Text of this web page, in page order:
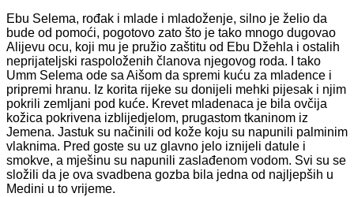
Ebu Selema, rođak i mlade i mladoženje, silno je želio da
bude od pomoći, pogotovo zato što je tako mnogo dugovao
Alijevu ocu, koji mu je pružio zaštitu od Ebu Džehla i ostalih
neprijateljski raspoloženih članova njegovog roda. I tako
Umm Selema ode sa Aišom da spremi kuću za mladence i
pripremi hranu. Iz korita rijeke su donijeli mehki pijesak i njim
pokrili zemljani pod kuće. Krevet mladenaca je bila ovčija
kožica pokrivena izblijedjelom, prugastom tkaninom iz
Jemena. Jastuk su načinili od kože koju su napunili palminim
vlaknima. Pred goste su uz glavno jelo iznijeli datule i
smokve, a mješinu su napunili zaslađenom vodom. Svi su se
složili da je ova svadbena gozba bila jedna od najljepših u
Medini u to vrijeme.